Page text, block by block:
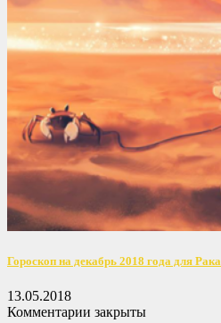
Гороскоп на декабрь 2018 года для Рака
13.05.2018
Комментарии закрыты